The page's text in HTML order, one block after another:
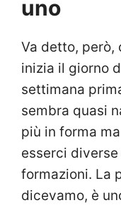
uno
Va detto, però,
inizia il giorno
settimana
sembra quasi
più in forma
esserci
formazioni. La
dicevamo, è